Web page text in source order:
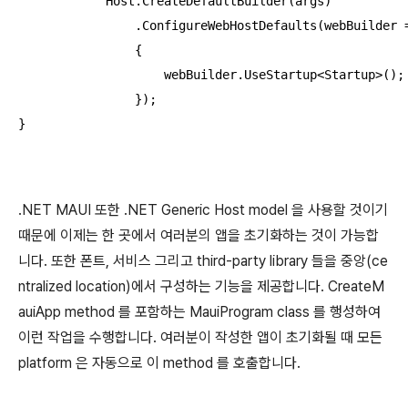
.ConfigureWebHostDefaults(webBuilder
                {
                    webBuilder.UseStartup<Startup>();
                });
}
.NET MAUI 또한 .NET Generic Host model 을 사용할 것이기
때문에 이제는 한 곳에서 여러분의 앱을 초기화하는 것이 가능합
니다. 또한 폰트, 서비스 그리고 third-party library 들을 중앙(ce
ntralized location)에서 구성하는 기능을 제공합니다. CreateM
auiApp method 를 포함하는 MauiProgram class 를 행성하여
이런 작업을 수행합니다. 여러분이 작성한 앱이 초기화될 때 모든
platform 은 자동으로 이 method 를 호출합니다.